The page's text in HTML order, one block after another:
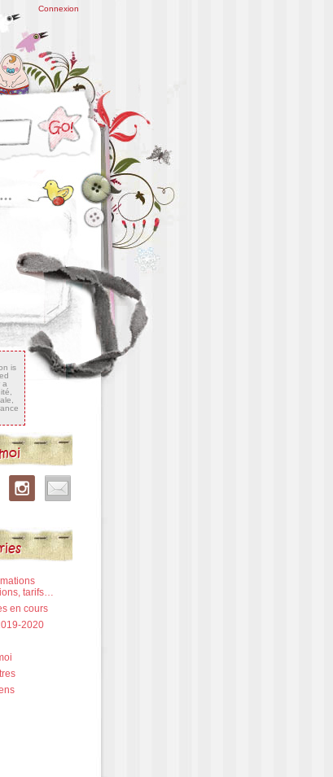
Connexion
is
a
tarifs…
en cours
2020